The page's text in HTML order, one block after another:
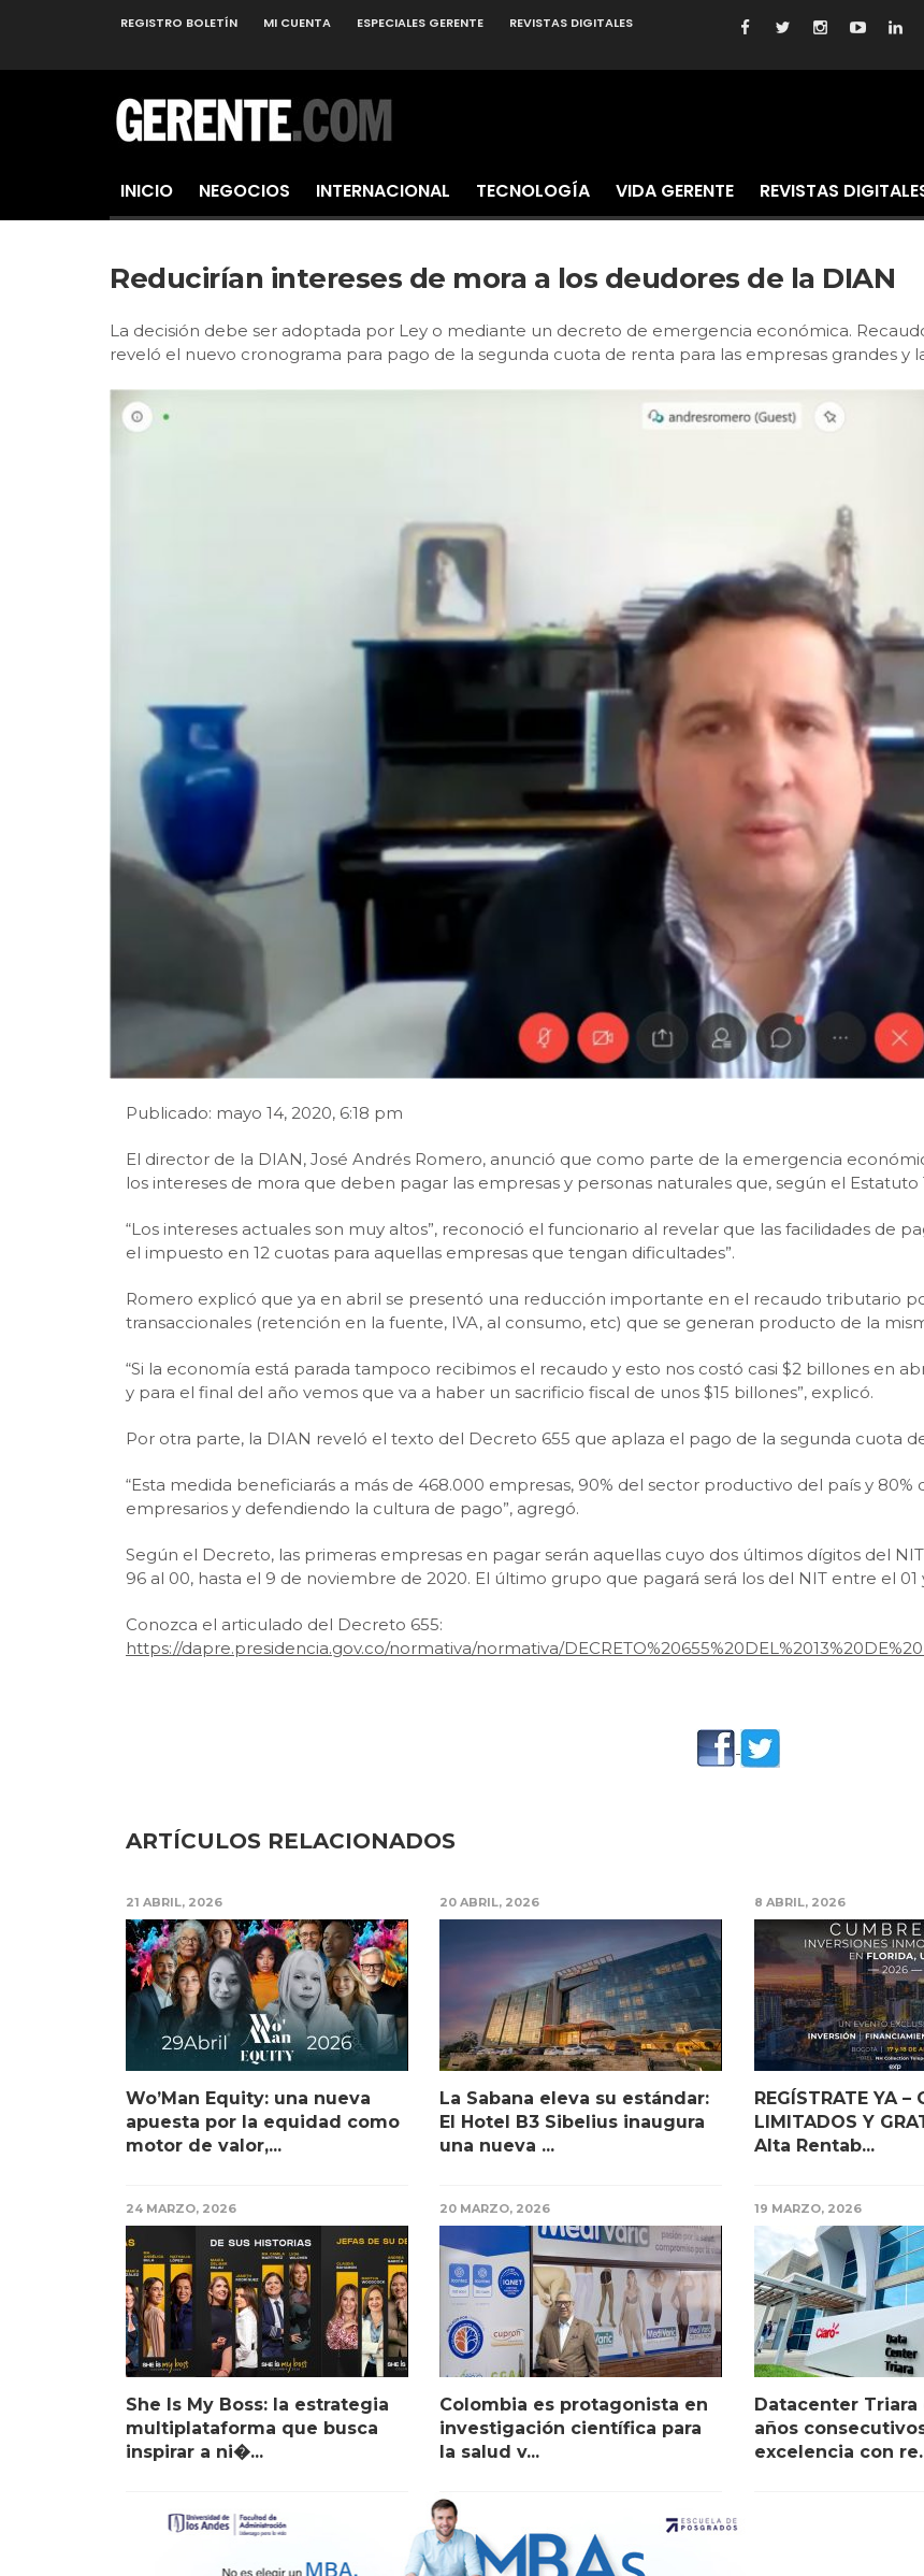
REGISTRO BOLETÍN MI CUENTA ESPECIALES GERENTE REVISTAS DIGITALES
INICIO NEGOCIOS INTERNACIONAL TECNOLOGÍA VIDA GERENTE REVISTAS
Reducirían intereses de mora a los deudores de la DIAN
La decisión debe ser adoptada por Ley o mediante un decreto de emergencia económica.
reveló el nuevo cronograma para pago de la segunda cuota de renta para las empresas grandes y
Publicado: mayo 14, 2020, 6:18 pm
El director de la DIAN, José Andrés Romero, anunció que como parte de la emergencia
los intereses de mora que deben pagar las empresas y personas naturales que, según el Estatuto
“Los intereses actuales son muy altos”, reconoció el funcionario al revelar que las facilidades de
el impuesto en 12 cuotas para aquellas empresas que tengan dificultades”.
Romero explicó que ya en abril se presentó una reducción importante en el recaudo tributario
transaccionales (retención en la fuente, IVA, al consumo, etc) que se generan producto de la
“Si la economía está parada tampoco recibimos el recaudo y esto nos costó casi $2 billones en
y para el final del año vemos que va a haber un sacrificio fiscal de unos $15 billones”, explicó.
Por otra parte, la DIAN reveló el texto del Decreto 655 que aplaza el pago de la segunda cuota
“Esta medida beneficiarás a más de 468.000 empresas, 90% del sector productivo del país y
empresarios y defendiendo la cultura de pago”, agregó.
Según el Decreto, las primeras empresas en pagar serán aquellas cuyo dos últimos dígitos del
96 al 00, hasta el 9 de noviembre de 2020. El último grupo que pagará será los del NIT entre el
Conozca el articulado del Decreto 655:
https://dapre.presidencia.gov.co/normativa/normativa/
ARTÍCULOS RELACIONADOS
21 ABRIL, 2026
Wo’Man Equity: una nueva
apuesta por la equidad como
motor de valor,...
20 ABRIL, 2026
La Sabana eleva su estándar:
El Hotel B3 Sibelius inaugura
una nueva ...
8 ABRIL, 2026
REGÍSTRATE YA –
LIMITADOS Y
Alta Rentab...
24 MARZO, 2026
She Is My Boss: la estrategia
multiplataforma que busca
inspirar a ni�...
20 MARZO, 2026
Colombia es protagonista en
investigación científica para
la salud v...
19 MARZO, 2026
Datacenter Triara
años
excelencia con